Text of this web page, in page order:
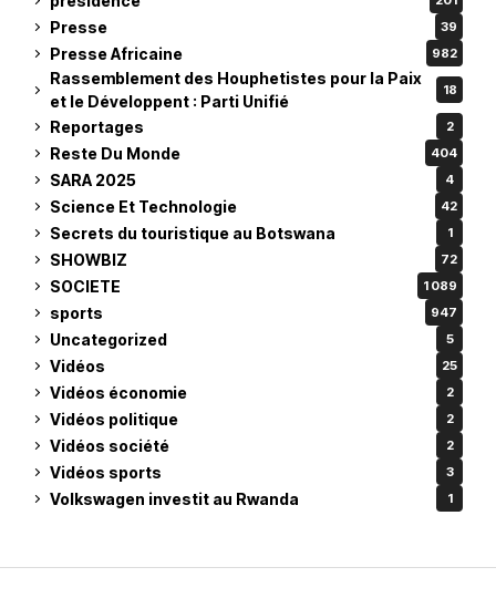
Presse 39
Presse Africaine 982
Rassemblement des Houphetistes pour la Paix
et le Développent : Parti Unifié
18
Reportages 2
Reste Du Monde 404
SARA 2025 4
Science Et Technologie 42
Secrets du touristique au Botswana 1
SHOWBIZ 72
SOCIETE 1 089
sports 947
Uncategorized 5
Vidéos 25
Vidéos économie 2
Vidéos politique 2
Vidéos société 2
Vidéos sports 3
Volkswagen investit au Rwanda 1